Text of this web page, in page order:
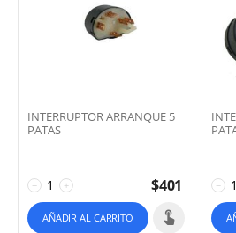
INTERRUPTOR ARRANQUE 5
PATAS
+
− $401
AÑADIR AL CARRITO
−